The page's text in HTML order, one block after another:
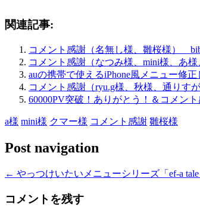
関連記事:
コメント感謝（名無し様、雛桜様）
コメント感謝（なつみ様、mini様、あ
auの携帯で使えるiPhone風メニュー修
コメント感謝（ryu.g様、秋様、通りす
60000PV突破！ありがとう！＆コメン
a様 mini様 クマー様 コメント感謝 雛桜様
Post navigation
← やっつけいたいメニューシリーズ「ef-a tale
コメントを残す